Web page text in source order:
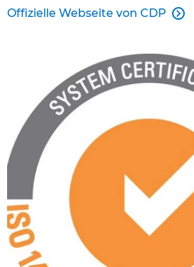
Offizielle Webseite von CDP 